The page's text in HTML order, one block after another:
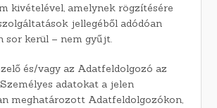
kivételével, amelynek rögzítésére
jellegéből adódóan
sor kerül – nem gyűjt.
és/vagy az Adatfeldolgozó az
adatokat a jelen
meghatározott Adatfeldolgozókon,